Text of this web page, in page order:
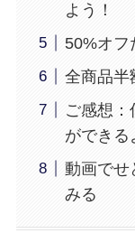
よう！
50%オフ
全商品半
ご感想
ができる
動画でせ
みる